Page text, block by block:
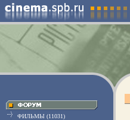
ФИЛЬМЫ (11031)